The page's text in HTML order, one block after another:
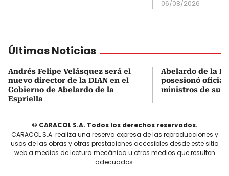
06/08/2026
Últimas Noticias
Andrés Felipe Velásquez será el
nuevo director de la DIAN en el
Gobierno de Abelardo de la
Espriella
Abelardo de la
posesionó
ministros de su
© CARACOL S.A. Todos los derechos reservados.
CARACOL S.A. realiza una reserva expresa de las reproducciones y
usos de las obras y otras prestaciones accesibles desde este sitio
web a medios de lectura mecánica u otros medios que resulten
adecuados.